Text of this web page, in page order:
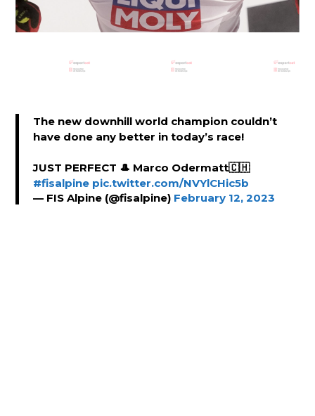
The new downhill world champion couldn’t
have done any better in today’s race!
JUST PERFECT 🎩 Marco Odermatt🇨🇭
#fisalpine pic.twitter.com/NVYlCHic5b
— FIS Alpine (@fisalpine) February 12, 2023